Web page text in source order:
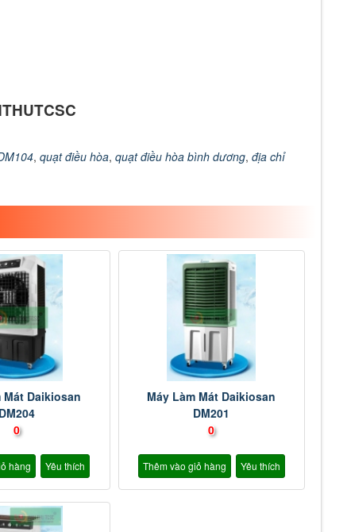
,quạt điều hòa,quạt điều hòa bình dương,địa chỉ
Mát Daikiosan
DM204
0
hàng Yêu thích
Máy Làm Mát Daikiosan
DM201
0
Thêm vào giỏ hàng Yêu thích